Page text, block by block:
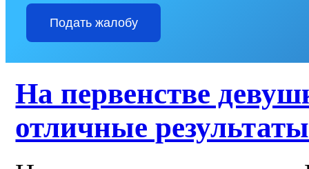
Подать жалобу
На первенстве
отличные результаты